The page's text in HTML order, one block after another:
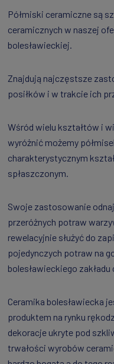
Półmiski ceramiczne są
ceramicznych w naszej
bolesławieckiej.
Znajdują najczęstsze
posiłków i w trakcie ich
Wśród wielu kształtów i
wyróżnić możemy
charakterystycznym
spłaszczonym.
Swoje zastosowanie
przeróżnych potraw
rewelacyjnie służyć do
pojedynczych potraw na
bolesławieckiego
Ceramika bolesławiecka
produktem na rynku
dekoracje ukryte pod
trwałości wyrobów